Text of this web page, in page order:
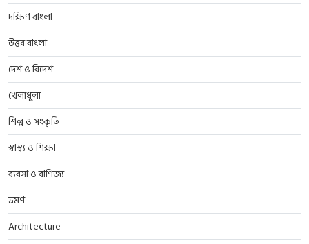
দক্ষিণ বাংলা
উত্তর বাংলা
দেশ ও বিদেশ
খেলাধুলা
শিল্প ও সংকৃতি
স্বাস্থ্য ও শিক্ষা
ব্যবসা ও বাণিজ্য
ভ্রমণ
Architecture